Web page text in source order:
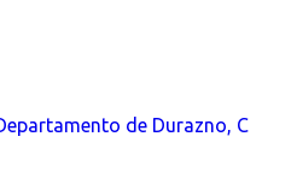
de Durazno, C